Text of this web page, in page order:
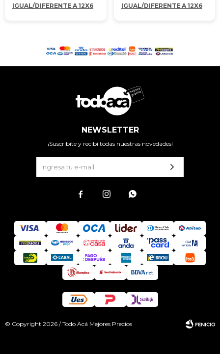
IGUAL/DIFERENTE A 12X6
IGUAL/DIFERENTE A 12X6
NEWSLETTER
¡Suscribite y recibí todas nuestras novedades!
  
© Copyright 2026 / Todo Acá Mejores Precios